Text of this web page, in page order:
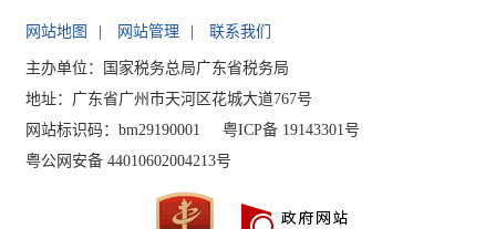
网站地图 网站管理 联系我们
主办单位：国家税务总局广东省税务局
地址：广东省广州市天河区花城大道767号
网站标识码：bm29190001
粤ICP备 19143301号
粤公网安备 44010602004213号